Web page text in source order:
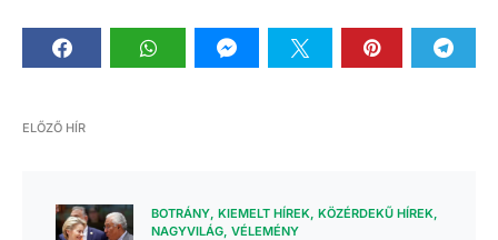
ELŐZŐ HÍR
BOTRÁNY KIEMELT HÍREK KÖZÉRDEKŰ HÍREK
NAGYVILÁG VÉLEMÉNY